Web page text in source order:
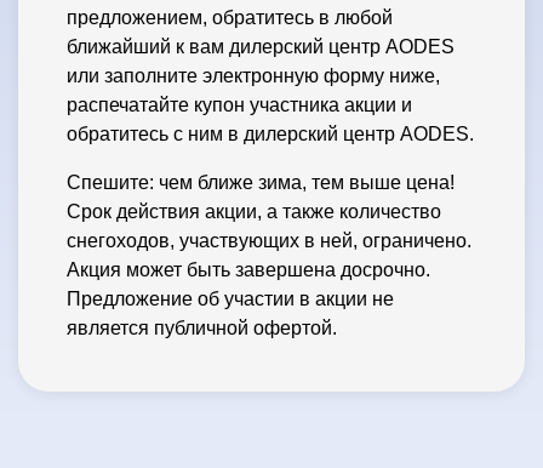
предложением, обратитесь в любой
ближайший к вам дилерский центр AODES
или заполните электронную форму ниже,
распечатайте купон участника акции и
обратитесь с ним в дилерский центр AODES.
Спешите: чем ближе зима, тем выше цена!
Срок действия акции, а также количество
снегоходов, участвующих в ней, ограничено.
Акция может быть завершена досрочно.
Предложение об участии в акции не
является публичной офертой.